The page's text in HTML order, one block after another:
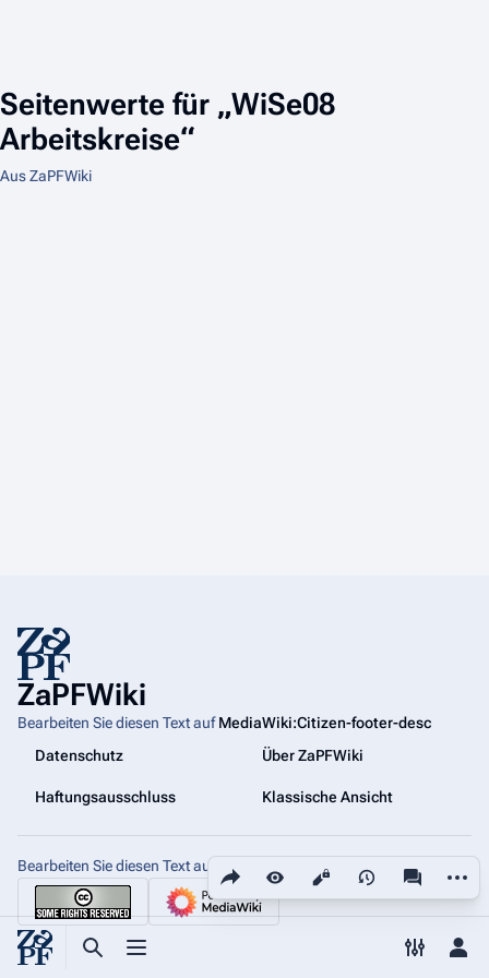
Suche aufrufen
Menü aufrufen Toggle
Seitenwerte für „WiSe08
Arbeitskreise“
Aus ZaPFWiki
Diese Seite teilen
Ansichten
ZaPFWiki
Bearbeiten Sie diesen Text aufMediaWiki:Citizen-footer-desc
Datenschutz
Über ZaPFWiki
Haftungsausschluss Klassische Ansicht
Bearbeiten Sie diesen Text auf MediaWiki:Citizen-footer-tagline